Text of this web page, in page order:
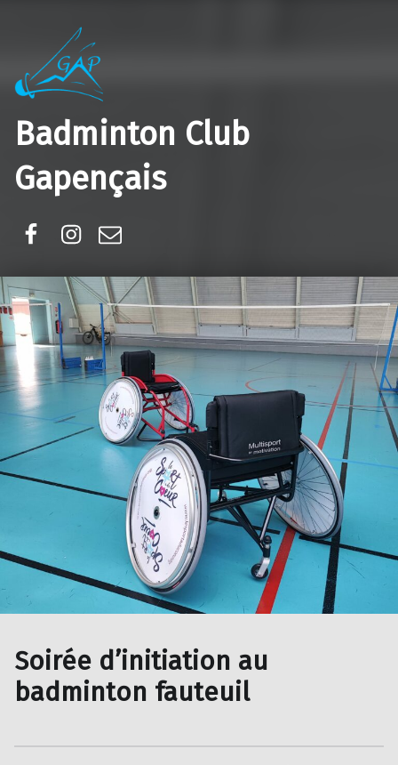
Badminton Club
Gapençais
Soirée d’initiation au
badminton fauteuil